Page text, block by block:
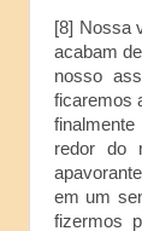
[8] Nossa
acabam
nosso
ficaremos
redor do
em um
fizermos